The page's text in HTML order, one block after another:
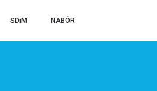
SDiM NABÓR